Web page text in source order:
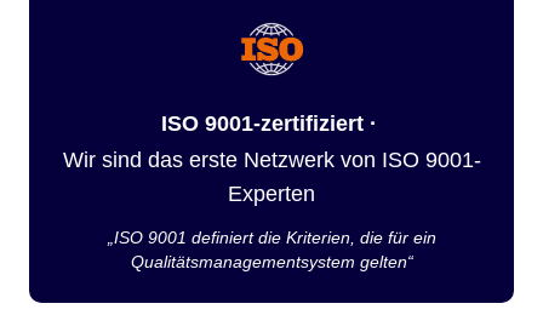
ISO 9001-zertifiziert ·
Wir sind das erste Netzwerk von ISO 9001-
Experten
„ISO 9001 definiert die Kriterien, die für ein
Qualitätsmanagementsystem gelten“